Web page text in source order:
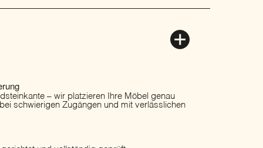
– wir platzieren Ihre Möbel genau
schwierigen Zugängen und mit verlässlichen